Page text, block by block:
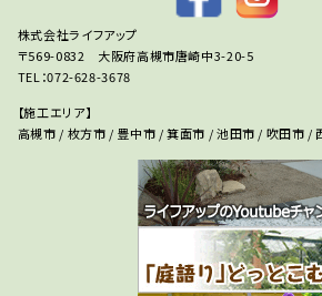
株式会社ライフアップ
〒569-0832 大阪府高槻市唐崎中3-20-5
TEL：072-628-3678
【施工エリア】
高槻市 / 枚方市 / 豊中市 / 箕面市 / 池田市 / 吹田市 /